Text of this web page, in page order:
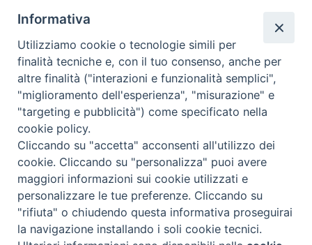
HOME VESCOVO ORARI MESSE
CURIA VESCOVILE
TUTELA MINORI
UFFICI PASTORALI PERSONE
VITA CONSACRATA
DOCUMENTI
CONTATTI
Copyright © 2018 Diocesi di Foligno /Curia . Piazza Mons. Faloci 3 - 06034
tel. 0742 350473 fax 0742 349021 email: info@diocesidifoligno.it . pec:
diocesidifoligno@pec.it
Informativa
Utilizziamo cookie o tecnologie simili per
finalità tecniche e, con il tuo consenso, anche per
altre finalità ("interazioni e funzionalità semplici",
"miglioramento dell'esperienza", "misurazione" e
"targeting e pubblicità") come specificato nella
cookie policy.
Cliccando su "accetta" acconsenti all'utilizzo dei
cookie. Cliccando su "personalizza" puoi avere
maggiori informazioni sui cookie utilizzati e
personalizzare le tue preferenze. Cliccando su
"rifiuta" o chiudendo questa informativa proseguirai
la navigazione installando i soli cookie tecnici.